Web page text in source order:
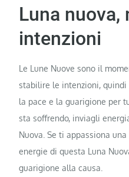
Luna nuova,
intenzioni
Le Lune Nuove sono il
stabilire le intenzioni,
la pace e la guarigione per
sta soffrendo, inviagli
Nuova. Se ti appassiona
energie di questa Luna
guarigione alla causa.